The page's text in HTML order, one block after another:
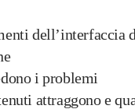
dell’interfaccia
i problemi
attraggono e